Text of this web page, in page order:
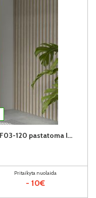
CANDLEKEEP CDKR801-D78+CDKF03-120 pastatoma lentyna su durimis (6vnt.)
Pritaikyta nuolaida
- 10€